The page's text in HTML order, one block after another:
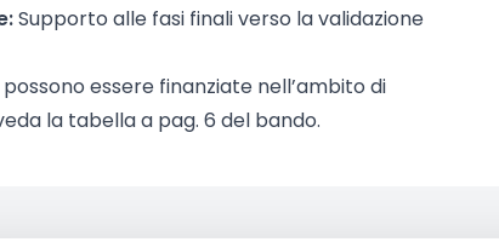
Supporto alle fasi finali verso la validazione
essere finanziate nell’ambito di
la tabella a pag. 6 del bando.